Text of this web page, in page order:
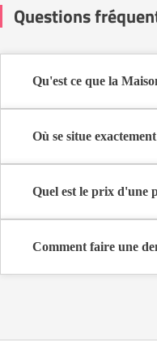
Questions
Qu'est ce que la
Où se situe
Quel est le prix d'une
Comment faire une
coûts et les démarches